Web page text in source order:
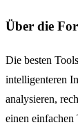
Über die
Die besten
intelligenteren
analysieren,
einen einfachen